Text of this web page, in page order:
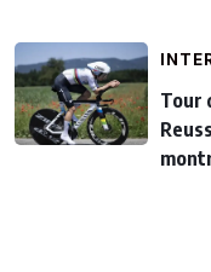
Tour